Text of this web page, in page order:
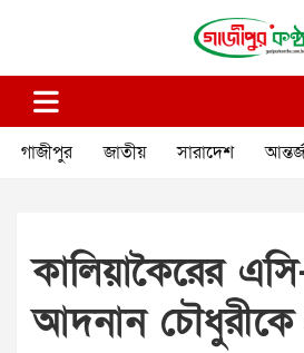
গাজীপুর কণ্ঠ
গাজীপুর জাতীয় সারাদেশ
কালিয়াকৈরের
আদনান চৌধুরীকে